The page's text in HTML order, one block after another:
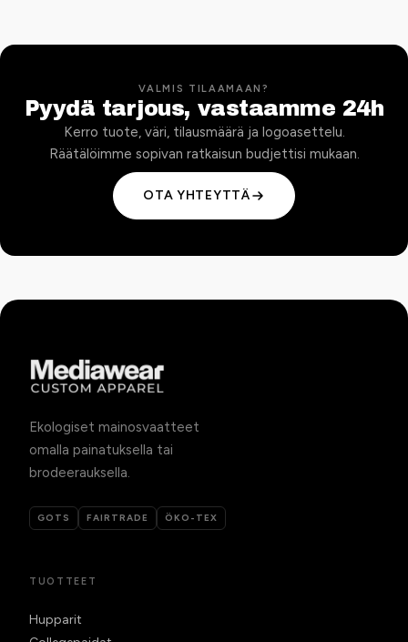
VALMIS TILAAMAAN?
Pyydä tarjous, vastaamme 24h
Kerro tuote, väri, tilausmäärä ja logoasettelu.
Räätälöimme sopivan ratkaisun budjettisi mukaan.
OTA YHTEYTTÄ
Ekologiset mainosvaatteet
omalla painatuksella tai
brodeerauksella.
GOTS FAIRTRADE ÖKO-TEX
TUOTTEET
Hupparit